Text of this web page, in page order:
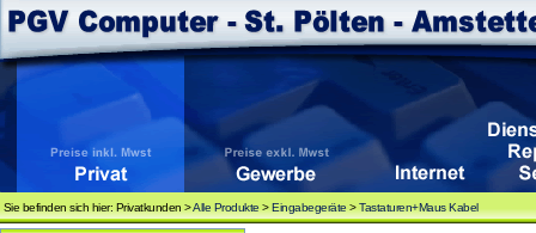
Sie befinden sich hier: Privatkunden >Alle Produkte >Eingabegeräte >Tastaturen+Maus Kabel